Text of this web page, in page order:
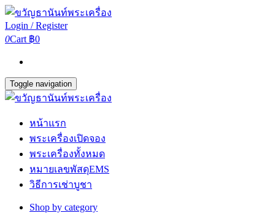
Login / Register
0Cart ฿0
Toggle navigation
หน้าแรก
พระเครื่องเปิดจอง
พระเครื่องทั้งหมด
หมายเลขพัสดุEMS
วิธีการเช่าบูชา
Shop by category